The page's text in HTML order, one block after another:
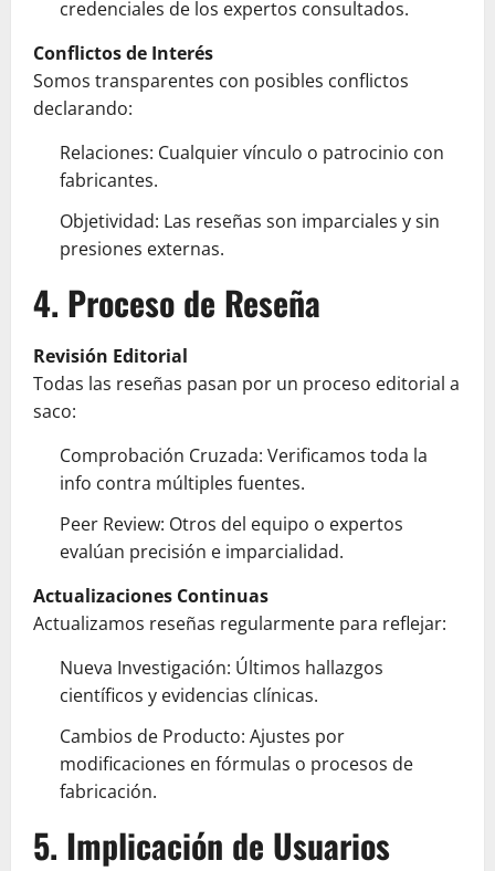
credenciales de los expertos consultados.
Conflictos de Interés
Somos transparentes con posibles conflictos
declarando:
Relaciones: Cualquier vínculo o patrocinio con
fabricantes.
Objetividad: Las reseñas son imparciales y sin
presiones externas.
4. Proceso de Reseña
Revisión Editorial
Todas las reseñas pasan por un proceso editorial a
saco:
Comprobación Cruzada: Verificamos toda la
info contra múltiples fuentes.
Peer Review: Otros del equipo o expertos
evalúan precisión e imparcialidad.
Actualizaciones Continuas
Actualizamos reseñas regularmente para reflejar:
Nueva Investigación: Últimos hallazgos
científicos y evidencias clínicas.
Cambios de Producto: Ajustes por
modificaciones en fórmulas o procesos de
fabricación.
5. Implicación de Usuarios